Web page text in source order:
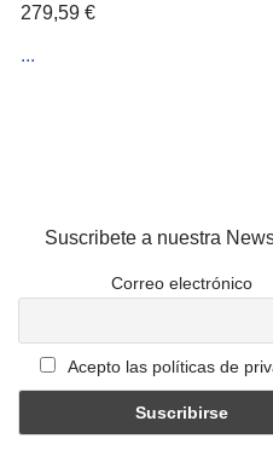
279,59€
...
Suscribete a nuestra
Correo electrónico
Acepto las políticas de